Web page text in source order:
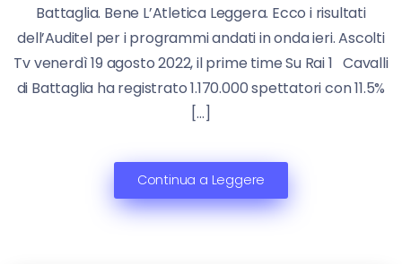
Battaglia. Bene L’Atletica Leggera. Ecco i risultati
dell’Auditel per i programmi andati in onda ieri. Ascolti
Tv venerdì 19 agosto 2022, il prime time Su Rai 1 Cavalli
di Battaglia ha registrato 1.170.000 spettatori con 11.5%
[…]
Continua a Leggere